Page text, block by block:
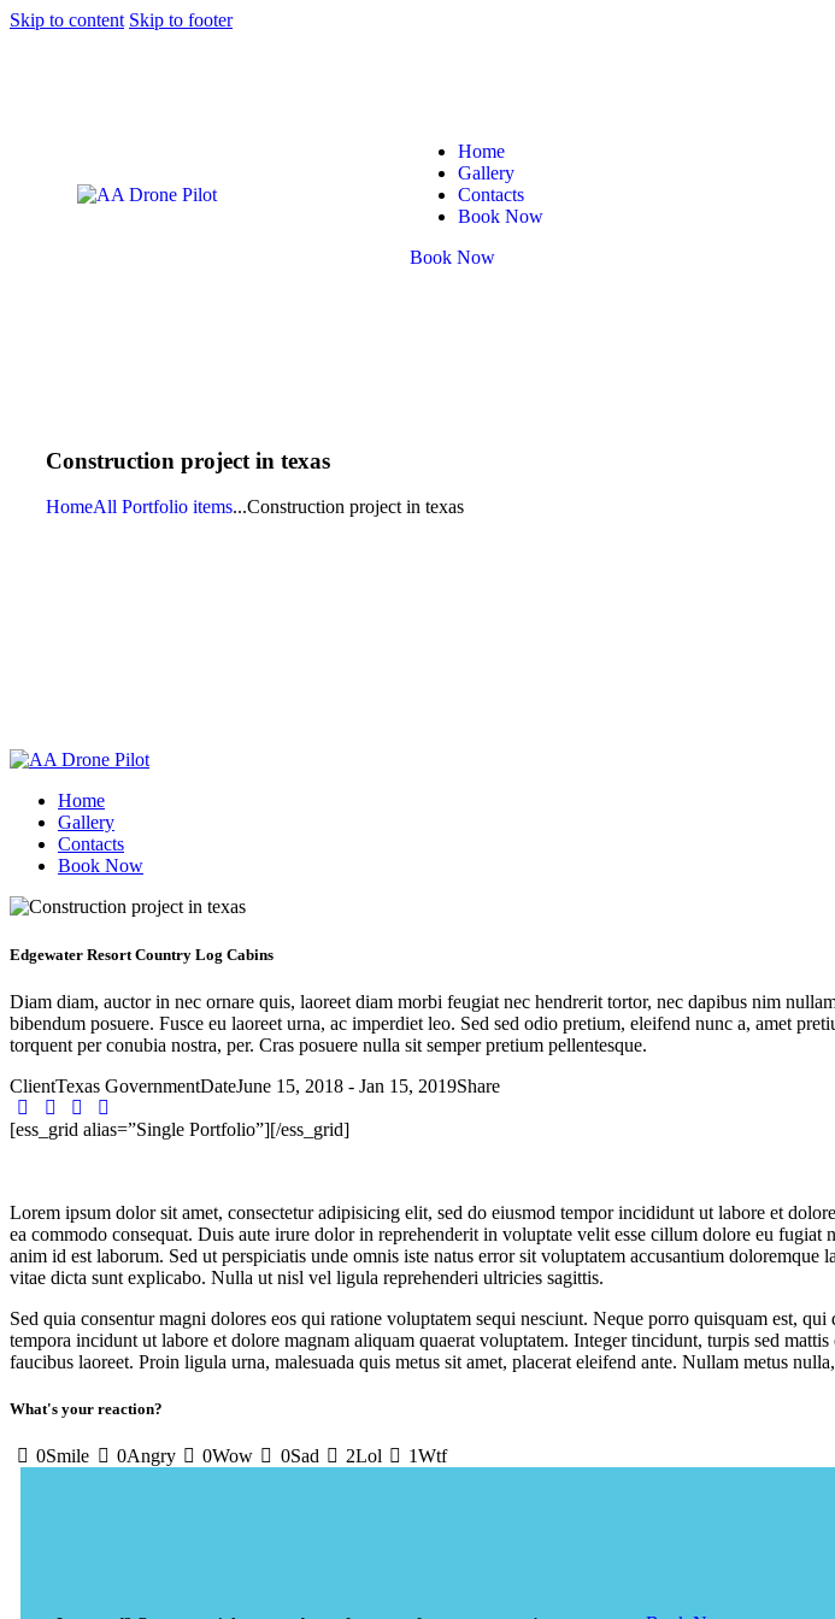
Skip to content Skip to footer
Home
Gallery
Contacts
Book Now
Book Now
Construction project in texas
HomeAll Portfolio items...Construction project in texas
Home
Gallery
Contacts
Book Now
Edgewater Resort Country Log Cabins
Diam diam, auctor in nec ornare quis, laoreet diam morbi feugiat nec hendrerit tortor, nec dapibus nim
bibendum posuere. Fusce eu laoreet urna, ac imperdiet leo. Sed sed odio pretium, eleifend nunc a, amet
torquent per conubia nostra, per. Cras posuere nulla sit semper pretium pellentesque.
ClientTexas GovernmentDateJune 15, 2018 - Jan 15, 2019Share
[ess_grid alias=”Single Portfolio”][/ess_grid]
Lorem ipsum dolor sit amet, consectetur adipisicing elit, sed do eiusmod tempor incididunt ut labore et
ea commodo consequat. Duis aute irure dolor in reprehenderit in voluptate velit esse cillum dolore eu
anim id est laborum. Sed ut perspiciatis unde omnis iste natus error sit voluptatem accusantium
vitae dicta sunt explicabo. Nulla ut nisl vel ligula reprehenderi ultricies sagittis.
Sed quia consentur magni dolores eos qui ratione voluptatem sequi nesciunt. Neque porro quisquam est,
tempora incidunt ut labore et dolore magnam aliquam quaerat voluptatem. Integer tincidunt, turpis sed
faucibus laoreet. Proin ligula urna, malesuada quis metus sit amet, placerat eleifend ante. Nullam metus
What's your reaction?
0Smile 0Angry 0Wow 0Sad 2Lol 1Wtf